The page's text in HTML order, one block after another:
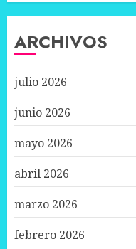
ARCHIVOS
julio 2026
junio 2026
mayo 2026
abril 2026
marzo 2026
febrero 2026